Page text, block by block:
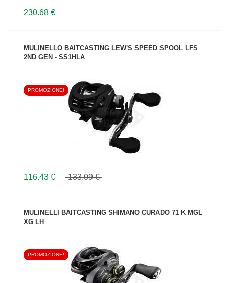
230.68 €
MULINELLO BAITCASTING LEW'S SPEED SPOOL LFS
2ND GEN - SS1HLA
VEDI IL PRODOTTO
PROMOZIONE!
116.43 € 133.09 €
MULINELLI BAITCASTING SHIMANO CURADO 71 K MGL
XG LH
VEDI IL PRODOTTO
PROMOZIONE!